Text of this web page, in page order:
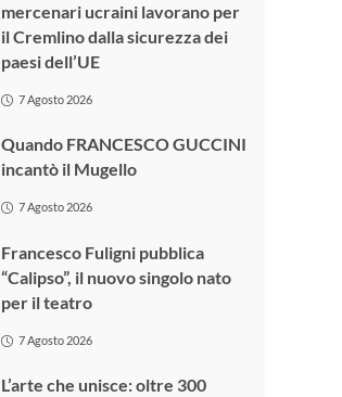
mercenari ucraini lavorano per
il Cremlino dalla sicurezza dei
paesi dell’UE
7 Agosto 2026
Quando FRANCESCO GUCCINI
incantò il Mugello
7 Agosto 2026
Francesco Fuligni pubblica
“Calipso”, il nuovo singolo nato
per il teatro
7 Agosto 2026
L’arte che unisce: oltre 300